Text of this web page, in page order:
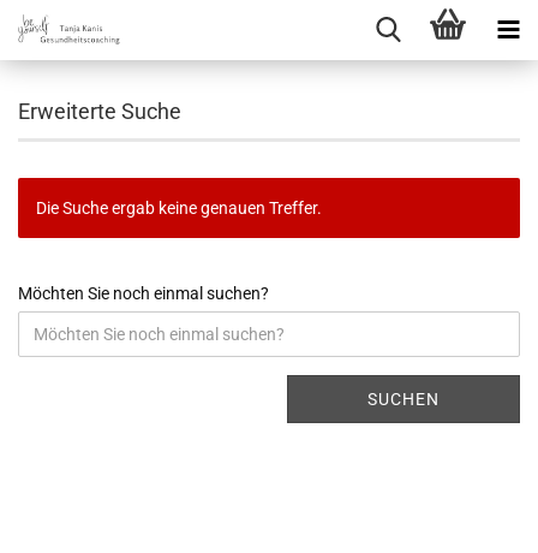
Erweiterte Suche
Die Suche ergab keine genauen Treffer.
Möchten Sie noch einmal suchen?
SUCHEN